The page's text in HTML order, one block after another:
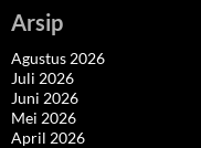
Arsip
Agustus 2026
Juli 2026
Juni 2026
Mei 2026
April 2026